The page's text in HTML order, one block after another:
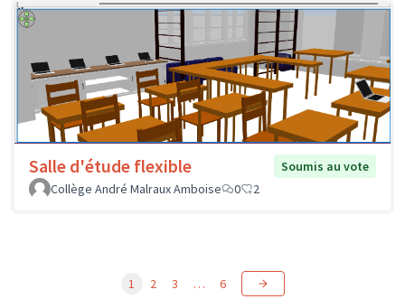
Salle d'étude flexible
Soumis au vote
Collège André Malraux Amboise
0 2
1 2 3 … 6